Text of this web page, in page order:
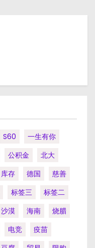
S60
一生有你
公积金
北大
库存 德国
慈善
标签三
标签二
沙漠 海南
烧腊
电竞
疫苗